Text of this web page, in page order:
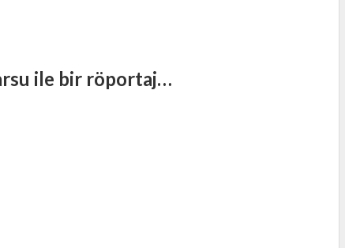
ile bir röportaj…